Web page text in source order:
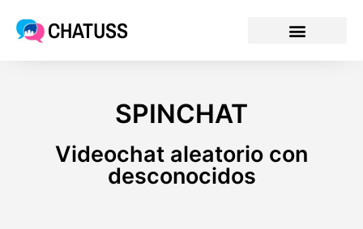
CHATUSS
SPINCHAT
Videochat aleatorio con
desconocidos